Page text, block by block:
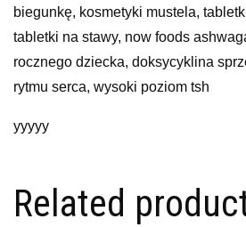
biegunkę, kosmetyki mustela,
tabletki na stawy, now foods
rocznego dziecka, doksycyklina
rytmu serca, wysoki poziom tsh
yyyyy
Related